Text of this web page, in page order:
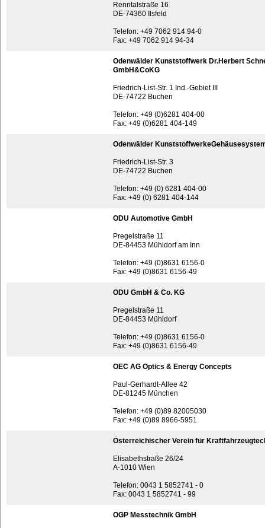
Renntalstraße 16
DE-74360 Ilsfeld
Telefon: +49 7062 914 94-0
Fax: +49 7062 914 94-34
Odenwälder Kunststoffwerk Dr.Herbert
GmbH&CoKG
Friedrich-List-Str. 1 Ind.-Gebiet III
DE-74722 Buchen
Telefon: +49 (0)6281 404-00
Fax: +49 (0)6281 404-149
Odenwälder
Friedrich-List-Str. 3
DE-74722 Buchen
Telefon: +49 (0) 6281 404-00
Fax: +49 (0) 6281 404-144
ODU Automotive GmbH
Pregelstraße 11
DE-84453 Mühldorf am Inn
Telefon: +49 (0)8631 6156-0
Fax: +49 (0)8631 6156-49
ODU GmbH & Co. KG
Pregelstraße 11
DE-84453 Mühldorf
Telefon: +49 (0)8631 6156-0
Fax: +49 (0)8631 6156-49
OEC AG Optics & Energy Concepts
Paul-Gerhardt-Allee 42
DE-81245 München
Telefon: +49 (0)89 82005030
Fax: +49 (0)89 8966-5951
Österreichischer Verein für
Elisabethstraße 26/24
A-1010 Wien
Telefon: 0043 1 5852741 - 0
Fax: 0043 1 5852741 - 99
OGP Messtechnik GmbH